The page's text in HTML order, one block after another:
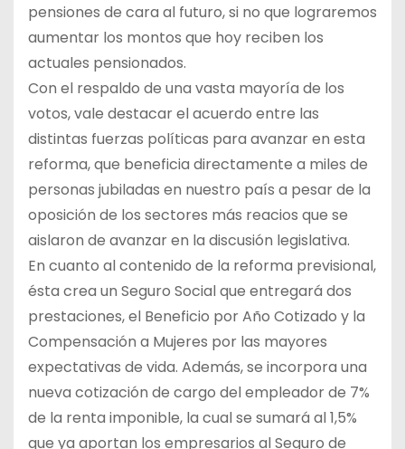
pensiones de cara al futuro, si no que lograremos
aumentar los montos que hoy reciben los
actuales pensionados.
Con el respaldo de una vasta mayoría de los
votos, vale destacar el acuerdo entre las
distintas fuerzas políticas para avanzar en esta
reforma, que beneficia directamente a miles de
personas jubiladas en nuestro país a pesar de la
oposición de los sectores más reacios que se
aislaron de avanzar en la discusión legislativa.
En cuanto al contenido de la reforma previsional,
ésta crea un Seguro Social que entregará dos
prestaciones, el Beneficio por Año Cotizado y la
Compensación a Mujeres por las mayores
expectativas de vida. Además, se incorpora una
nueva cotización de cargo del empleador de 7%
de la renta imponible, la cual se sumará al 1,5%
que ya aportan los empresarios al Seguro de